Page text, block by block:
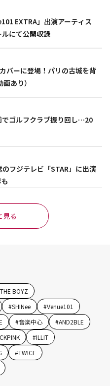
EXTRA」出演アーティス
にて公開収録
バーに登場！パリの古城を背
あり）
でゴルフクラブ振り回し…20
のフジテレビ「STAR」に出演
見る
THE BOYZ
#SHINee #Venue101
#音楽中心 #AND2BLE
#ILLIT
#TWICE